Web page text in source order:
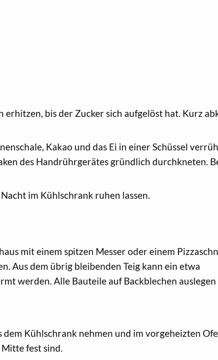
bis der Zucker sich aufgelöst hat. Kurz
Kakao und das Ei in einer Schüssel
des Handrührgerätes gründlich durchkneten.
im Kühlschrank ruhen lassen.
mit einem spitzen Messer oder einem
Aus dem übrig bleibenden Teig kann ein etwa
werden. Alle Bauteile auf Backblechen auslegen
Kühlschrank nehmen und im vorgeheizten
fest sind.